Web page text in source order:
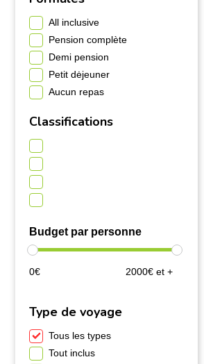
All inclusive
Pension complète
Demi pension
Petit dėjeuner
Aucun repas
Classifications
Budget par personne
0€ 2000€ et +
Type de voyage
Tous les types
Tout inclus